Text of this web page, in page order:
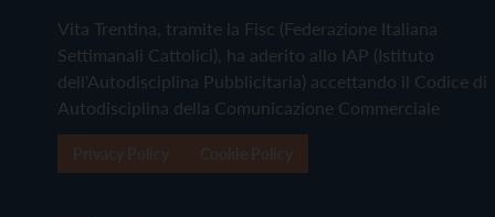
Vita Trentina, tramite la Fisc (Federazione Italiana
Settimanali Cattolici), ha aderito allo IAP (Istituto
dell'Autodisciplina Pubblicitaria) accettando il Codice di
Autodisciplina della Comunicazione Commerciale